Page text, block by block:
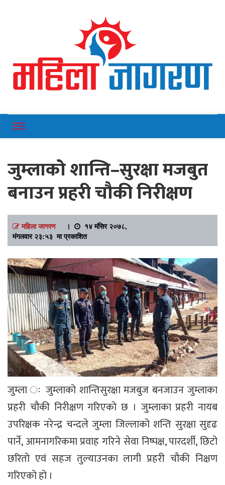
Mahilajagaran
जुम्लाको शान्ति–सुरक्षा मजबुत
बनाउन प्रहरी चौकी निरीक्षण
महिला जागरण।
१४ मंसिर २०७८,
मंगलवार २३:५३ मा प्रकाशित
जुम्ला ः जुम्लाको शान्तिसुरक्षा मजबुज बनजाउन जुम्लाका
प्रहरी चौकी निरीक्षण गरिएको छ । जुम्लाका प्रहरी नायब
उपरिक्षक नरेन्द्र चन्दले जुम्ला जिल्लाको शन्ति सुरक्षा सुदृढ
पार्ने, आमनागरिकमा प्रवाह गरिने सेवा निष्पक्ष, पारदर्शी, छिटो
छरितो एवं सहज तुल्याउनका लागी प्रहरी चौकी निक्षण
गरिएको हो ।